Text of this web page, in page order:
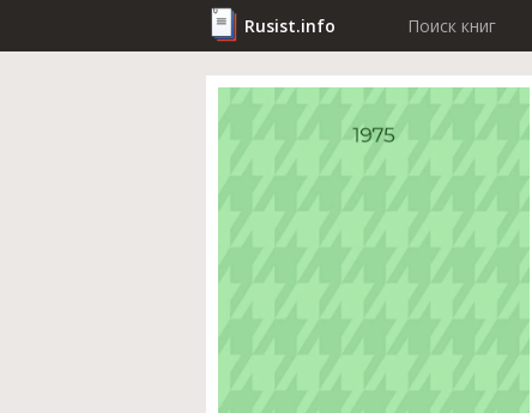
Rusist.info Поиск книг